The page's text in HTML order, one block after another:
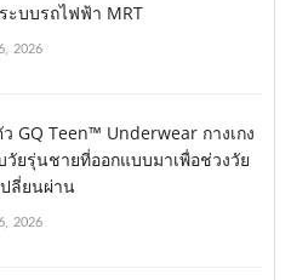
ะบบรถไฟฟ้า MRT
2026
ว GQ Teen™ Underwear กางเกง
วัยรุ่นชายที่ออกแบบมาเพื่อช่วงวัย
ปลี่ยนผ่าน
2026